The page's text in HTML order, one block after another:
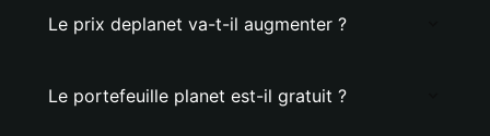
Le prix deplanet va-t-il augmenter ?
Le portefeuille planet est-il gratuit ?